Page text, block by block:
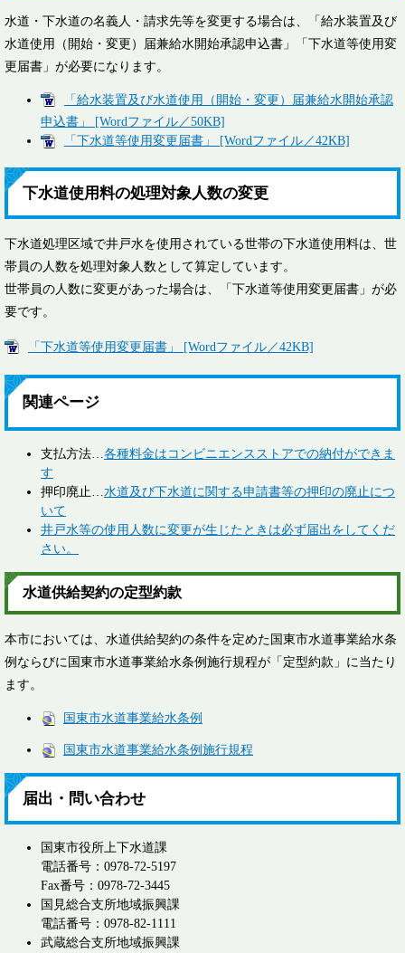
水道・下水道の名義人・請求先等を変更する場合は、「給水装置及び
水道使用（開始・変更）届兼給水開始承認申込書」「下水道等使用変
更届書」が必要になります。
「給水装置及び水道使用（開始・変更）届兼給水開始承認
申込書」 [Wordファイル／50KB]
「下水道等使用変更届書」 [Wordファイル／42KB]
下水道使用料の処理対象人数の変更
下水道処理区域で井戸水を使用されている世帯の下水道使用料は、世
帯員の人数を処理対象人数として算定しています。
世帯員の人数に変更があった場合は、「下水道等使用変更届書」が必
要です。
「下水道等使用変更届書」 [Wordファイル／42KB]
関連ページ
支払方法… 各種料金はコンビニエンスストアでの納付ができま
す
押印廃止… 水道及び下水道に関する申請書等の押印の廃止につ
いて
井戸水等の使用人数に変更が生じたときは必ず届出をしてくだ
さい。
水道供給契約の定型約款
本市においては、水道供給契約の条件を定めた国東市水道事業給水条
例ならびに国東市水道事業給水条例施行規程が「定型約款」に当たり
ます。
国東市水道事業給水条例
国東市水道事業給水条例施行規程
届出・問い合わせ
国東市役所上下水道課
電話番号：0978-72-5197
Fax番号：0978-72-3445
国見総合支所地域振興課
電話番号：0978-82-1111
武蔵総合支所地域振興課